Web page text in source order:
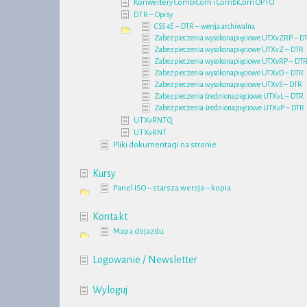
Konwertery CombiCom i CombiCom OPTO
DTR – Opisy
CSS 4E – DTR – wersja archiwalna
Zabezpieczenia wysokonapięciowe UTXvZRP –
Zabezpieczenia wysokonapięciowe UTXvZ – DTR
Zabezpieczenia wysokonapięciowe UTXvRP – DTR
Zabezpieczenia wysokonapięciowe UTXvD – DTR
Zabezpieczenia wysokonapięciowe UTXvS – DTR
Zabezpieczenia średnionapięciowe UTXvL – DTR
Zabezpieczenia średnionapięciowe UTXvP – DTR
UTXvRNTQ
UTXvRNT
Pliki dokumentacji na stronie
Kursy
Panel ISO – starsza wersja – kopia
Kontakt
Mapa dojazdu
Logowanie / Newsletter
Wyloguj